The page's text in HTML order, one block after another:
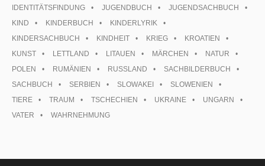
IDENTITÄTSFINDUNG
JUGENDBUCH
JUGENDSACHBUCH
KIND
KINDERBUCH
KINDERLYRIK
KINDERSACHBUCH
KINDHEIT KRIEG
KROATIEN
KUNST
LETTLAND LITAUEN MÄRCHEN
NATUR
POLEN
RUMÄNIEN RUSSLAND
SACHBILDERBUCH
SACHBUCH
SERBIEN SLOWAKEI
SLOWENIEN
TIERE
TRAUM TSCHECHIEN UKRAINE
UNGARN
VATER
WAHRNEHMUNG